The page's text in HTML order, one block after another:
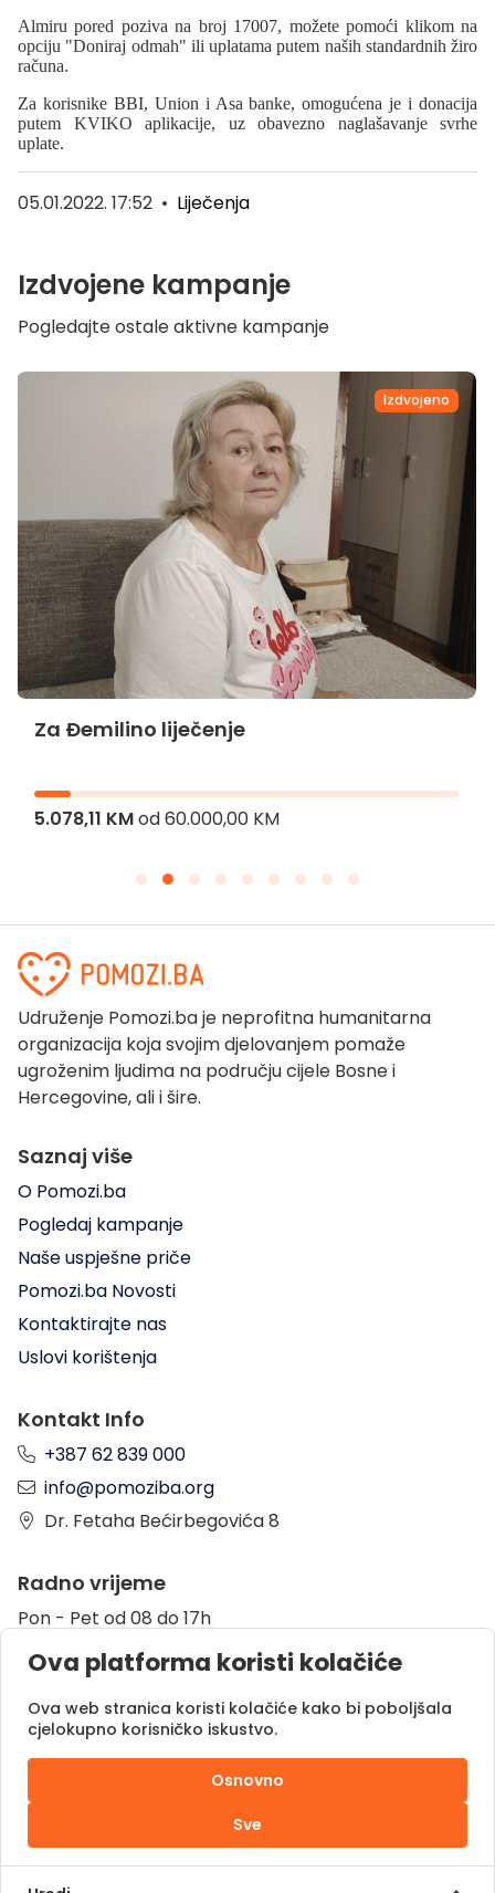
Almiru pored poziva na broj 17007, možete pomoći klikom na
opciju "Doniraj odmah" ili uplatama putem naših standardnih žiro
računa.
Za korisnike BBI, Union i Asa banke, omogućena je i donacija
putem KVIKO aplikacije, uz obavezno naglašavanje svrhe
uplate.
05.01.2022. 17:52 • Liječenja
Izdvojene kampanje
Pogledajte ostale aktivne kampanje
Izdvojeno
Za Đemilino liječenje
5.078,11 KMod60.000,00 KM
Udruženje Pomozi.ba je neprofitna humanitarna
organizacija koja svojim djelovanjem pomaže
ugroženim ljudima na području cijele Bosne i
Hercegovine, ali i šire.
Saznaj više
O Pomozi.ba
Pogledaj kampanje
Naše uspješne priče
Pomozi.ba Novosti
Kontaktirajte nas
Uslovi korištenja
Kontakt Info
+387 62 839 000
info@pomoziba.org
Dr. Fetaha Bećirbegovića 8
Radno vrijeme
Pon - Pet od 08 do 17h
Sub od 10 do 17h
Nedjelja - neradni dan
Donacije putem
Ova platforma koristi kolačiće
Ova web stranica koristi kolačiće kako bi poboljšala
cjelokupno korisničko iskustvo.
Osnovno
Sve